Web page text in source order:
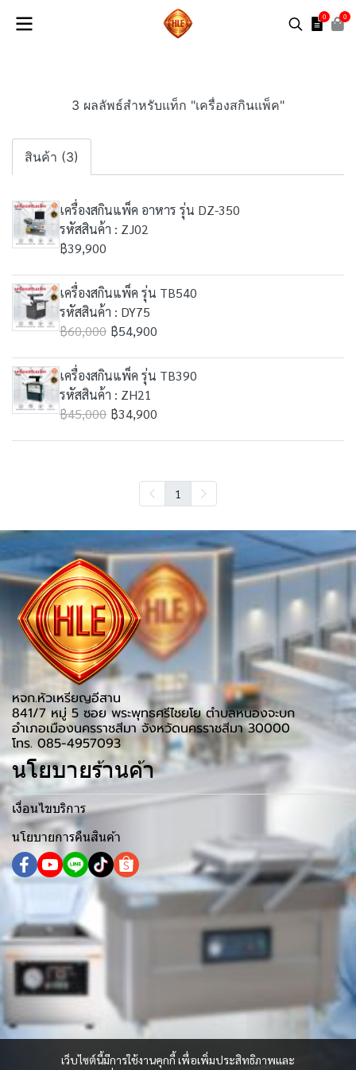
0 0
3 ผลลัพธ์สำหรับแท็ก "เครื่องสกินแพ็ค"
สินค้า (3)
เครื่องสกินแพ็ค อาหาร รุ่น DZ-350
รหัสสินค้า : ZJ02
฿39,900
เครื่องสกินแพ็ค รุ่น TB540
รหัสสินค้า : DY75
฿60,000 ฿54,900
เครื่องสกินแพ็ค รุ่น TB390
รหัสสินค้า : ZH21
฿45,000 ฿34,900
1
เว็บไซต์นี้มีการใช้งานคุกกี้ เพื่อเพิ่มประสิทธิภาพและ
หจก.หัวเหรียญอีสาน
841/7 หมู่ 5 ซอย พระพุทธศรีไชยโย ตำบลหนองจะบก
อำเภอเมืองนครราชสีมา จังหวัดนครราชสีมา 30000
โทร. 085-4957093
นโยบายร้านค้า
เงื่อนไขบริการ
นโยบายการคืนสินค้า